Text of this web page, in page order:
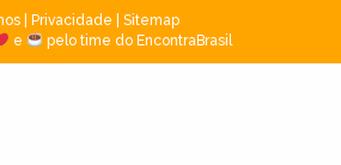
| Privacidade
Sitemap
e pelo time do EncontraBrasil